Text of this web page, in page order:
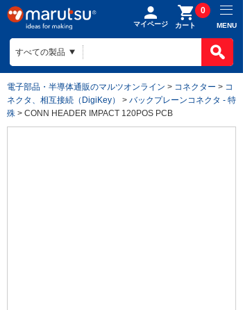
マイページ カート
0
MENU
電子部品・半導体通販のマルツオンライン > コネクター > コ
ネクタ、相互接続（DigiKey）
> バックプレーンコネクタ - 特
殊 > CONN HEADER IMPACT 120POS PCB